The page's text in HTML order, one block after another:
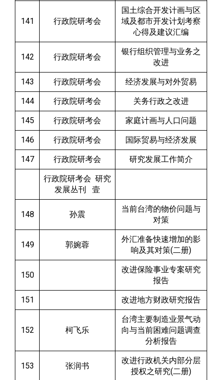
141 行政院研考会
国土综合开发计画与区
域及都市开发计划考察
心得及建议汇编
142 行政院研考会
银行组织管理与业务之
改进
143 行政院研考会 经济发展与对外贸易
144 行政院研考会 关务行政之改进
145 行政院研考会 家庭计画与人口问题
146 行政院研考会 国际贸易与经济发展
147 行政院研考会 研究发展工作简介
行政院研考会 研究
发展丛刊 壹
148 孙震
当前台湾的物价问题与
对策
149 郭婉蓉
外汇准备快速增加的影
响及其对策(二册)
150
改进保险事业专案研究
报告
151 改进地方财政研究报告
152 柯飞乐
台湾主要制造业景气动
向与当前困难问题调查
分析报告
153 张润书
改进行政机关内部分层
授权之研究(二册)